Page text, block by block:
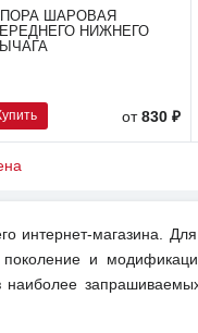
ШАРОВАЯ
НИЖНЕГО
от 830 ₽
интернет-магазина.
и
наиболее